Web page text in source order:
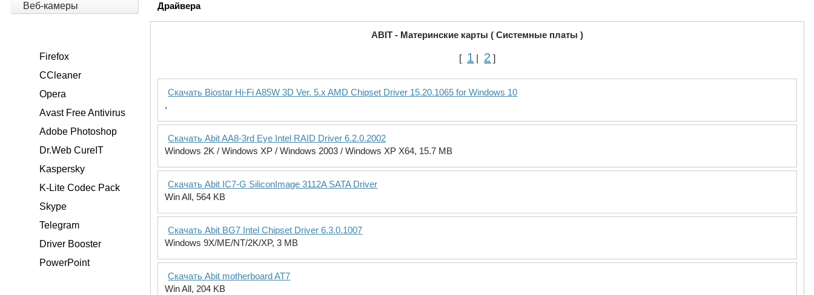
Веб-камеры
Firefox
CCleaner
Opera
Avast Free Antivirus
Adobe Photoshop
Dr.Web CureIT
Kaspersky
K-Lite Codec Pack
Skype
Telegram
Driver Booster
PowerPoint
Драйвера
ABIT - Материнские карты ( Системные платы )
[ 1 2 ]
Скачать Biostar Hi-Fi A85W 3D Ver. 5.x AMD Chipset Driver 15.20.1065 for Windows 10
,
Скачать Abit AA8-3rd Eye Intel RAID Driver 6.2.0.2002
Windows 2K / Windows XP / Windows 2003 / Windows XP X64, 15.7 MB
Скачать Abit IC7-G SiliconImage 3112A SATA Driver
Win All, 564 KB
Скачать Abit BG7 Intel Chipset Driver 6.3.0.1007
Windows 9X/ME/NT/2K/XP, 3 MB
Скачать Abit motherboard AT7
Win All, 204 KB